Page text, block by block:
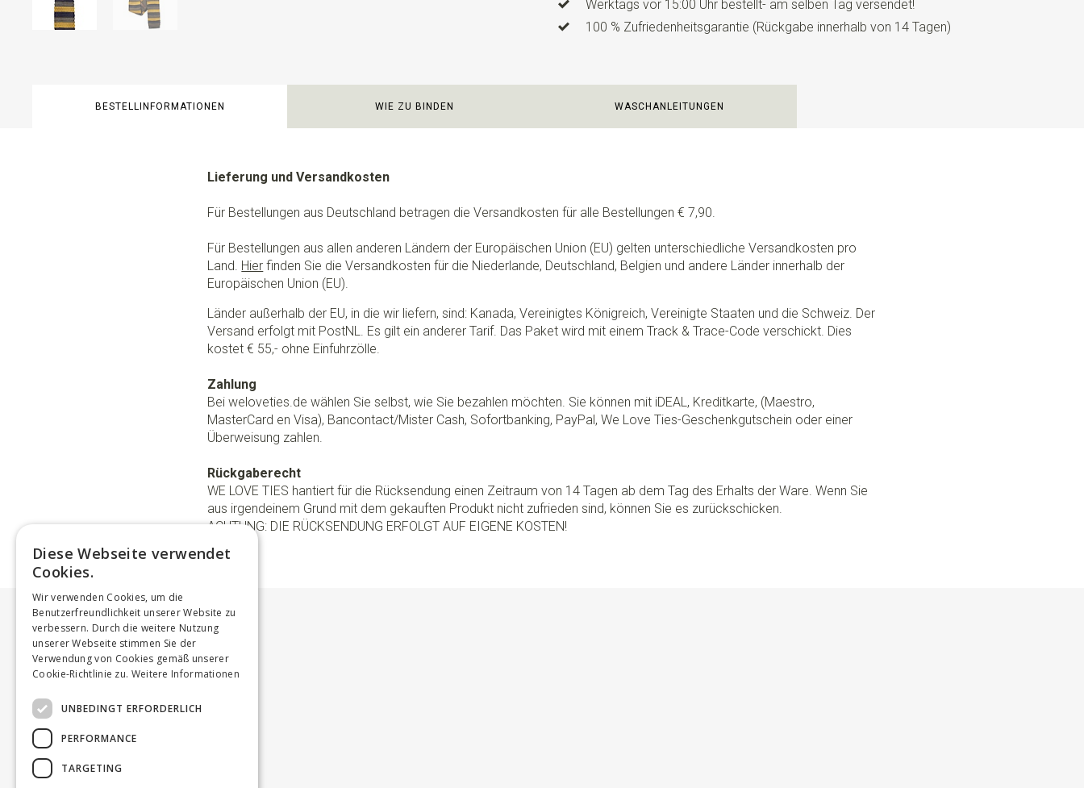
Werktags vor 15:00 Uhr bestellt- am selben Tag versendet!
100 % Zufriedenheitsgarantie (Rückgabe innerhalb von 14 Tagen)
BESTELLINFORMATIONEN WIE ZU BINDEN WASCHANLEITUNGEN
Lieferung und Versandkosten
Für Bestellungen aus Deutschland betragen die Versandkosten für alle Bestellungen € 7,90.
Für Bestellungen aus allen anderen Ländern der Europäischen Union (EU) gelten unterschiedliche Versandkosten pro
Land. Hier finden Sie die Versandkosten für die Niederlande, Deutschland, Belgien und andere Länder innerhalb der
Europäischen Union (EU).
Länder außerhalb der EU, in die wir liefern, sind: Kanada, Vereinigtes Königreich, Vereinigte Staaten und die Schweiz. Der
Versand erfolgt mit PostNL. Es gilt ein anderer Tarif. Das Paket wird mit einem Track & Trace-Code verschickt. Dies
kostet € 55,- ohne Einfuhrzölle.
Zahlung
Bei weloveties.de wählen Sie selbst, wie Sie bezahlen möchten. Sie können mit iDEAL, Kreditkarte, (Maestro,
MasterCard en Visa), Bancontact/Mister Cash, Sofortbanking, PayPal, We Love Ties-Geschenkgutschein oder einer
Überweisung zahlen.
Rückgaberecht
WE LOVE TIES hantiert für die Rücksendung einen Zeitraum von 14 Tagen ab dem Tag des Erhalts der Ware. Wenn Sie
aus irgendeinem Grund mit dem gekauften Produkt nicht zufrieden sind, können Sie es zurückschicken.
ACHTUNG: DIE RÜCKSENDUNG ERFOLGT AUF EIGENE KOSTEN!
Diese Webseite verwendet
Cookies.
Wir verwenden Cookies, um die
Benutzerfreundlichkeit unserer Website zu
verbessern. Durch die weitere Nutzung
unserer Webseite stimmen Sie der
Verwendung von Cookies gemäß unserer
Cookie-Richtlinie zu. Weitere Informationen
UNBEDINGT ERFORDERLICH
PERFORMANCE
TARGETING